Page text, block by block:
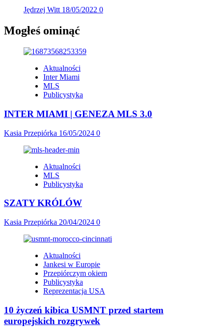
Jędrzej Witt 18/05/2022 0
Mogłeś ominąć
Aktualności
Inter Miami
MLS
Publicystyka
INTER MIAMI | GENEZA MLS 3.0
Kasia Przepiórka 16/05/2024 0
Aktualności
MLS
Publicystyka
SZATY KRÓLÓW
Kasia Przepiórka 20/04/2024 0
Aktualności
Jankesi w Europie
Przepiórczym okiem
Publicystyka
Reprezentacja USA
10 życzeń kibica USMNT przed startem
europejskich rozgrywek